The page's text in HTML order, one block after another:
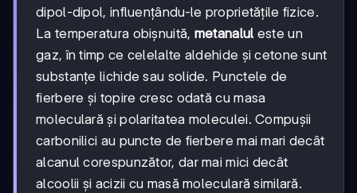
dipol-dipol, influențându-le proprietățile fizice.
La temperatura obișnuită, metanalul este un
gaz, în timp ce celelalte aldehide și cetone sunt
substanțe lichide sau solide. Punctele de
fierbere și topire cresc odată cu masa
moleculară și polaritatea moleculei. Compușii
carbonilici au puncte de fierbere mai mari decât
alcanul corespunzător, dar mai mici decât
alcoolii și acizii cu masă moleculară similară.